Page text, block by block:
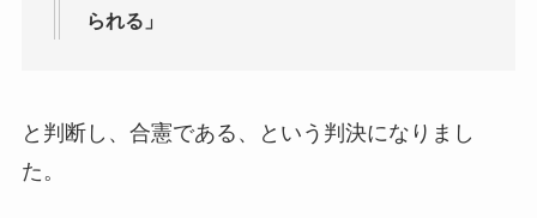
られる」
と判断し、合憲である、という判決になりまし
た。